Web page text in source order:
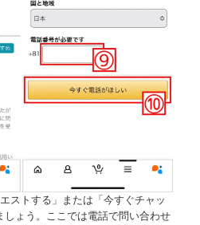
ストする」または「今すぐチャッ
しょう。ここでは電話で問い合わせ